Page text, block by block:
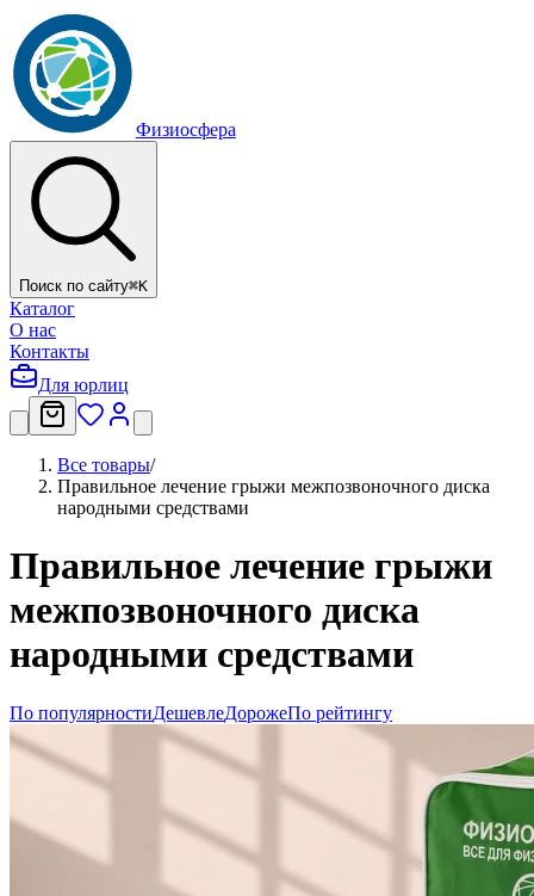
Физиосфера
Поиск по сайту⌘K
Каталог
О нас
Контакты
Для юрлиц
Все товары/
Правильное лечение грыжи межпозвоночного диска
народными средствами
Правильное лечение грыжи
межпозвоночного диска
народными средствами
По популярностиДешевлеДорожеПо рейтингу